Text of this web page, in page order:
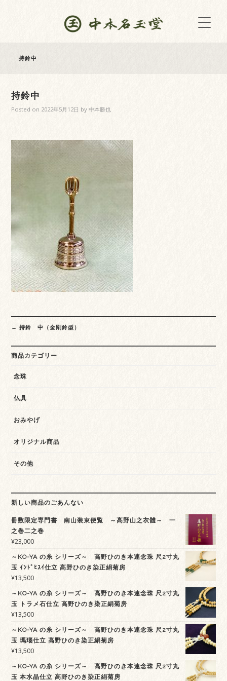
持鈴中
持鈴中
Posted on 2022年5月12日 by中本勝也
Post
navigation
← 持鈴 中（金剛鈴型）
商品カテゴリー
念珠
仏具
おみやげ
オリジナル商品
その他
新しい商品のごあんない
冊数限定専門書 南山装束便覧 ～高野山之衣體～ 一
之巻二之巻
¥23,000
～KO-YA の糸 シリーズ～ 高野ひのき本連念珠 尺2寸丸
玉 ｲﾝﾄﾞﾋｽｲ仕立 高野ひのき染正絹菊房
¥13,500
～KO-YA の糸 シリーズ～ 高野ひのき本連念珠 尺2寸丸
玉 トラメ石仕立 高野ひのき染正絹菊房
¥13,500
～KO-YA の糸 シリーズ～ 高野ひのき本連念珠 尺2寸丸
玉 瑪瑙仕立 高野ひのき染正絹菊房
¥13,500
～KO-YA の糸 シリーズ～ 高野ひのき本連念珠 尺2寸丸
玉 本水晶仕立 高野ひのき染正絹菊房